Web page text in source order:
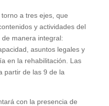
a tres ejes, que
y actividades del
manera integral:
asuntos legales y
en la rehabilitación. Las
partir de las 9 de la
con la presencia de